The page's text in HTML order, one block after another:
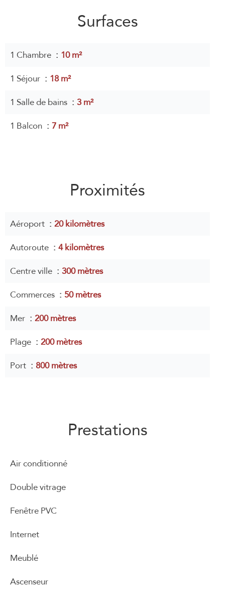
Surfaces
1 Chambre
10 m²
1 Séjour
18 m²
1 Salle de bains
3 m²
1 Balcon
7 m²
Proximités
Aéroport
20 kilomètres
Autoroute
4 kilomètres
Centre ville
300 mètres
Commerces
50 mètres
Mer
200 mètres
Plage
200 mètres
Port
800 mètres
Prestations
Air conditionné
Double vitrage
Fenêtre PVC
Internet
Meublé
Ascenseur